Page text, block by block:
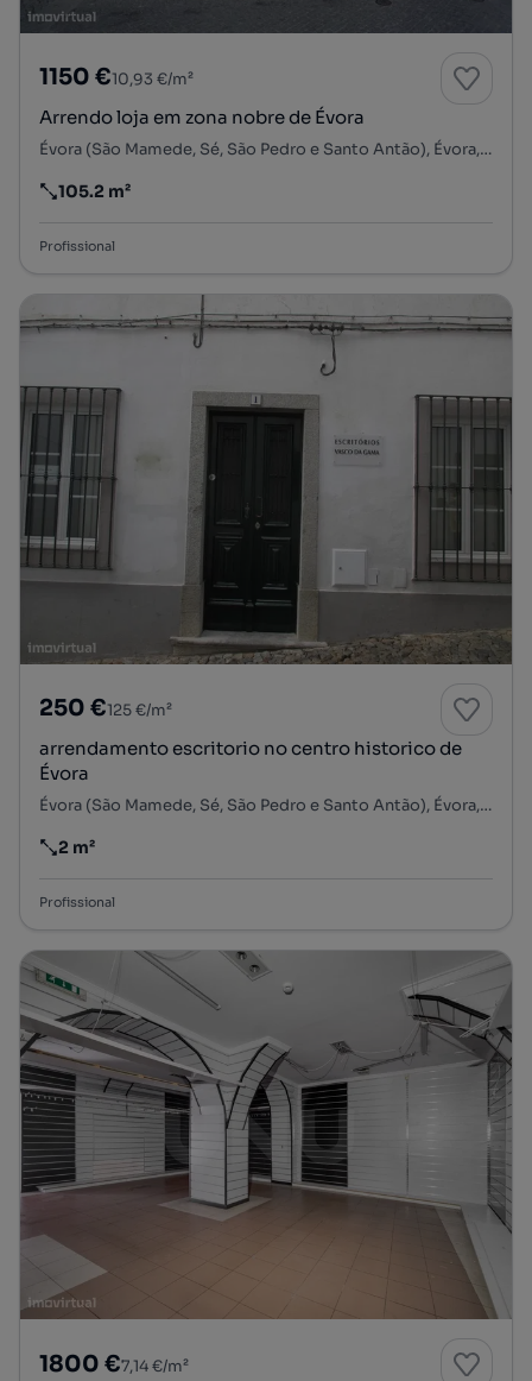
1150 €10,93 €/m²
Arrendo loja em zona nobre de Évora
Évora (São Mamede, Sé, São Pedro e Santo Antão), Évora, Évora
Preço por metro quadrado
105.2 m²
Profissional
250 €125 €/m²
arrendamento escritorio no centro historico de
Évora
Évora (São Mamede, Sé, São Pedro e Santo Antão), Évora, Évora
Preço por metro quadrado
2 m²
Profissional
1800 €7,14 €/m²